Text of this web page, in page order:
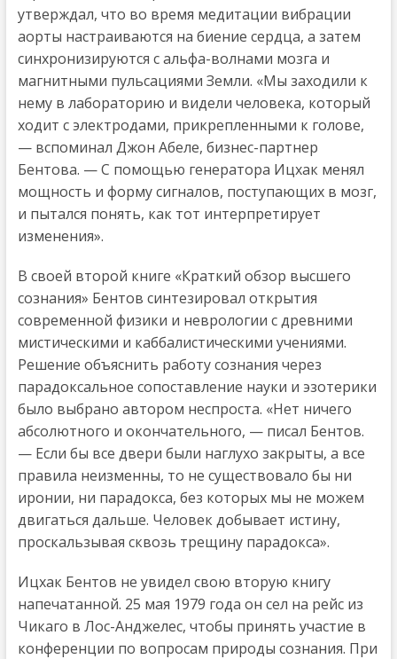
утверждал, что во время медитации вибрации
аорты настраиваются на биение сердца, а затем
синхронизируются с альфа-волнами мозга и
магнитными пульсациями Земли. «Мы заходили к
нему в лабораторию и видели человека, который
ходит с электродами, прикрепленными к голове,
— вспоминал Джон Абеле, бизнес-партнер
Бентова. — С помощью генератора Ицхак менял
мощность и форму сигналов, поступающих в мозг,
и пытался понять, как тот интерпретирует
изменения».
В своей второй книге «Краткий обзор высшего
сознания» Бентов синтезировал открытия
современной физики и неврологии с древними
мистическими и каббалистическими учениями.
Решение объяснить работу сознания через
парадоксальное сопоставление науки и эзотерики
было выбрано автором неспроста. «Нет ничего
абсолютного и окончательного, — писал Бентов.
— Если бы все двери были наглухо закрыты, а все
правила неизменны, то не существовало бы ни
иронии, ни парадокса, без которых мы не можем
двигаться дальше. Человек добывает истину,
проскальзывая сквозь трещину парадокса».
Ицхак Бентов не увидел свою вторую книгу
напечатанной. 25 мая 1979 года он сел на рейс из
Чикаго в Лос-Анджелес, чтобы принять участие в
конференции по вопросам природы сознания. При